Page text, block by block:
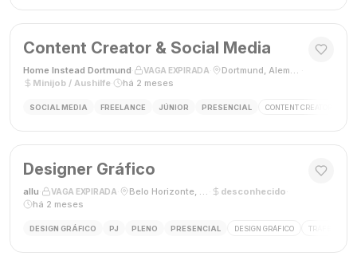
Content Creator & Social Media
Home Instead Dortmund VAGA EXPIRADA Dortmund, Alemanha
Minijob / Aushilfe
há 2 meses
SOCIAL MEDIA FREELANCE JÚNIOR PRESENCIAL CONTENT CREATOR
Designer Gráfico
allu VAGA EXPIRADA Belo Horizonte, MG, Brasil desconhecido
há 2 meses
DESIGN GRÁFICO PJ PLENO PRESENCIAL DESIGN GRÁFICO TRÁFEGO